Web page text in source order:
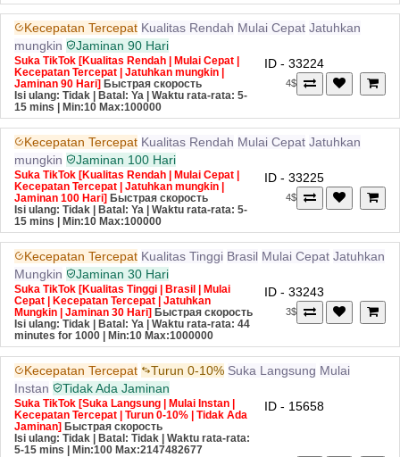
Kecepatan Tercepat Kualitas Rendah Mulai Cepat Jatuhkan
mungkin
Jaminan 90 Hari
Suka TikTok [Kualitas Rendah | Mulai Cepat |
Kecepatan Tercepat | Jatuhkan mungkin |
Jaminan 90 Hari] Быстрая скорость
Isi ulang: Tidak | Batal: Ya | Waktu rata-rata: 5-
15 mins
| Min:10 Max:100000
ID - 33224
4$
Kecepatan Tercepat Kualitas Rendah Mulai Cepat Jatuhkan
mungkin
Jaminan 100 Hari
Suka TikTok [Kualitas Rendah | Mulai Cepat |
Kecepatan Tercepat | Jatuhkan mungkin |
Jaminan 100 Hari] Быстрая скорость
Isi ulang: Tidak | Batal: Ya | Waktu rata-rata: 5-
15 mins
| Min:10 Max:100000
ID - 33225
4$
Kecepatan Tercepat Kualitas Tinggi Brasil Mulai Cepat Jatuhkan
Mungkin
Jaminan 30 Hari
Suka TikTok [Kualitas Tinggi | Brasil | Mulai
Cepat | Kecepatan Tercepat | Jatuhkan
Mungkin | Jaminan 30 Hari] Быстрая скорость
Isi ulang: Tidak | Batal: Ya | Waktu rata-rata: 44
minutes for 1000
| Min:10 Max:1000000
ID - 33243
3$
Kecepatan Tercepat Turun 0-10% Suka Langsung Mulai
Instan
Tidak Ada Jaminan
Suka TikTok [Suka Langsung | Mulai Instan |
Kecepatan Tercepat | Turun 0-10% | Tidak Ada
Jaminan] Быстрая скорость
Isi ulang: Tidak | Batal: Tidak | Waktu rata-rata:
5-15 mins
| Min:100 Max:2147482677
ID - 15658